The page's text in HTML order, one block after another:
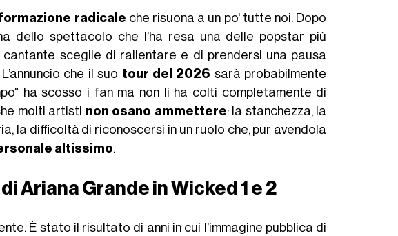
radicale che risuona a un po' tutte noi. Dopo
dello spettacolo che l’ha resa una delle popstar più
sceglie di rallentare e di prendersi una pausa
che il suo tour del 2026 sarà probabilmente
ha scosso i fan ma non li ha colti completamente di
molti artisti non osano ammettere: la stanchezza, la
la difficoltà di riconoscersi in un ruolo che, pur avendola
altissimo.
Ariana Grande in Wicked 1 e 2
È stato il risultato di anni in cui l’immagine pubblica di